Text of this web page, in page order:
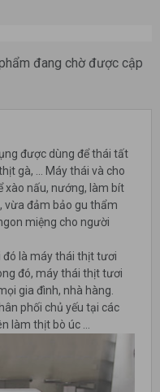
đang chờ được cập
được dùng để thái tất
gà, ... Máy thái và cho
xào nấu, nướng, làm bít
vừa đảm bảo gu thẩm
miệng cho người
đó là máy thái thịt tươi
đó, máy thái thịt tươi
gia đình, nhà hàng.
phối chủ yếu tại các
làm thịt bò úc …